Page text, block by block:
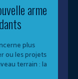
arme
plus
ou les projets
terrain : la